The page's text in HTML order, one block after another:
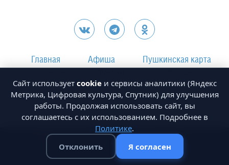
Главная Афиша
Пушкинская карта
«Магаданская областная филармония» © 2026
Сегодня:[ 3058 ][ 315 ][ 545563 ]
Сайт использует cookieи сервисы аналитики (Яндекс
Метрика, Цифровая культура, Спутник) для улучшения
работы. Продолжая использовать сайт, вы
соглашаетесь с их использованием. Подробнее в
Политике.
Отклонить
Я согласен